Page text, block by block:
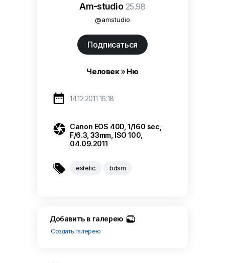
Am-studio 25.98
@amstudio
Подписаться
Человек» Ню
 14.12.2011 16:18
 Canon EOS 40D, 1/160 sec,
F/6.3, 33mm, ISO 100,
04.09.2011
 estetic bdsm
Добавить в галерею
Создать галерею